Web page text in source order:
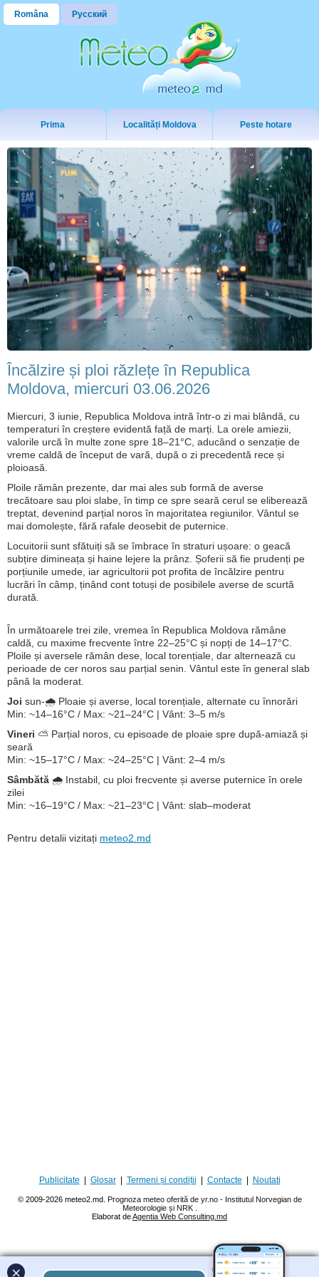
Româna Русский
Prima Localități Moldova Peste hotare
Încălzire și ploi răzlețe în Republica
Moldova, miercuri 03.06.2026
Miercuri, 3 iunie, Republica Moldova intră într-o zi mai blândă, cu
temperaturi în creștere evidentă față de marți. La orele amiezii,
valorile urcă în multe zone spre 18–21°C, aducând o senzație de
vreme caldă de început de vară, după o zi precedentă rece și
ploioasă.
Ploile rămân prezente, dar mai ales sub formă de averse
trecătoare sau ploi slabe, în timp ce spre seară cerul se eliberează
treptat, devenind parțial noros în majoritatea regiunilor. Vântul se
mai domolește, fără rafale deosebit de puternice.
Locuitorii sunt sfătuiți să se îmbrace în straturi ușoare: o geacă
subțire dimineața și haine lejere la prânz. Șoferii să fie prudenți pe
porțiunile umede, iar agricultorii pot profita de încălzire pentru
lucrări în câmp, ținând cont totuși de posibilele averse de scurtă
durată.
În următoarele trei zile, vremea în Republica Moldova rămâne
caldă, cu maxime frecvente între 22–25°C și nopți de 14–17°C.
Ploile și aversele rămân dese, local torențiale, dar alternează cu
perioade de cer noros sau parțial senin. Vântul este în general slab
până la moderat.
Joi sun-🌧️ Ploaie și averse, local torențiale, alternate cu înnorări
Min: ~14–16°C / Max: ~21–24°C | Vânt: 3–5 m/s
Vineri ⛅ Parțial noros, cu episoade de ploaie spre după-amiază și
seară
Min: ~15–17°C / Max: ~24–25°C | Vânt: 2–4 m/s
Sâmbătă 🌧️ Instabil, cu ploi frecvente și averse puternice în orele
zilei
Min: ~16–19°C / Max: ~21–23°C | Vânt: slab–moderat
Pentru detalii vizitați meteo2.md
Publicitate Glosar| Termeni și condiții Contacte Noutati
© 2009-2026 meteo2.md.
Prognoza meteo oferită de yr.no - Institutul Norvegian de
Meteorologie și NRK
Elaborat deAgentia Web Consulting.md
×